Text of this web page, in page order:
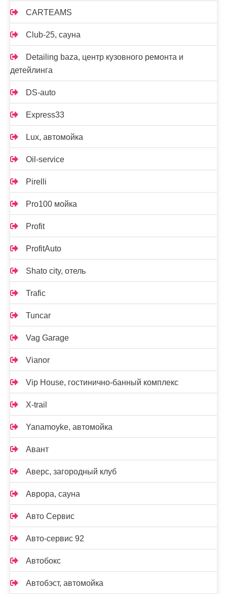
CARTEAMS
Club-25, сауна
Detailing baza, центр кузовного ремонта и
детейлинга
DS-auto
Express33
Lux, автомойка
Oil-service
Pirelli
Pro100 мойка
Profit
ProfitAuto
Shato city, отель
Trafic
Tuncar
Vag Garage
Vianor
Vip House, гостинично-банный комплекс
X-trail
Yanamoyke, автомойка
Авант
Аверс, загородный клуб
Аврора, сауна
Авто Сервис
Авто-сервис 92
Автобокс
Автобэст, автомойка